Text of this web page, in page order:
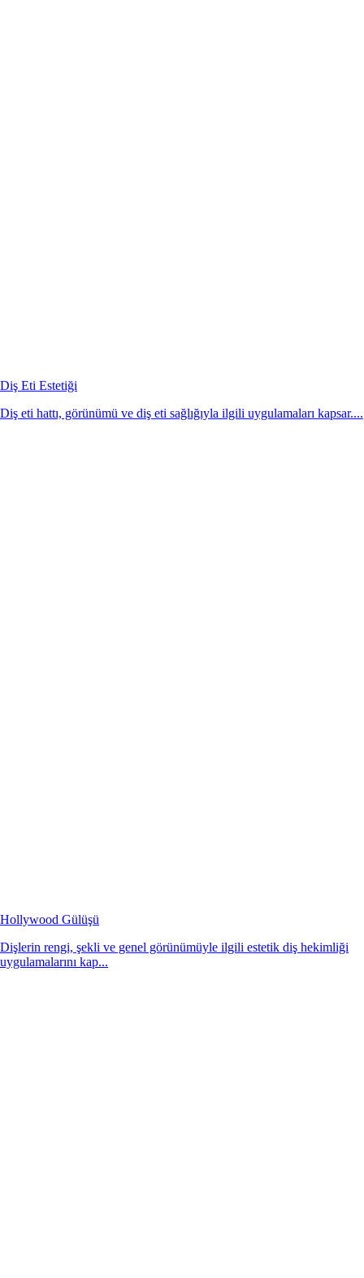
Diş Eti Estetiği
Diş eti hattı, görünümü ve diş eti sağlığıyla ilgili uygulamaları kapsar....
Hollywood Gülüşü
Dişlerin rengi, şekli ve genel görünümüyle ilgili estetik diş hekimliği
uygulamalarını kap...